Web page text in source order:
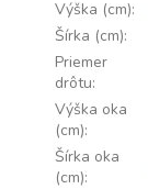
Výška (cm):
Šírka (cm):
Priemer
drôtu:
Výška oka
(cm):
Šírka oka
(cm):